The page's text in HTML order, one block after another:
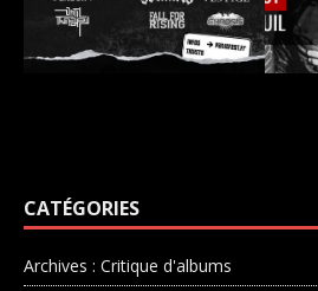
CATÉGORIES
Archives : Critique d'albums